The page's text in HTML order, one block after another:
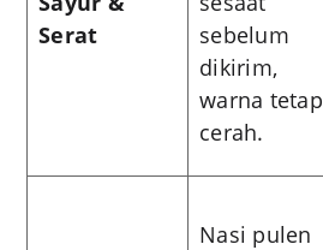
Serat
sebelum
dikirim,
warna tetap
cerah.
Nasi pulen